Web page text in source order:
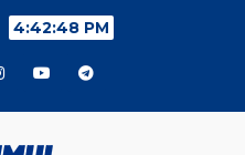
4:42:48 PM